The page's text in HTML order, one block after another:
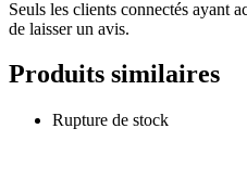
Seuls les clients connectés ayant
de laisser un avis.
Produits similaires
Rupture de stock